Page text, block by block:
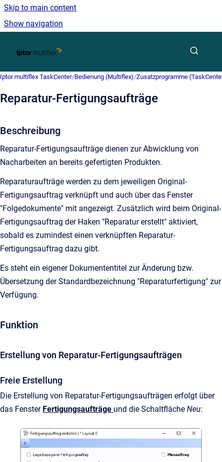
Skip to main content
Show navigation
Iptor multiflex TaskCenter/Bedienung (Multiflex)/Zusatzprogramme
Reparatur-Fertigungsaufträge
Beschreibung
Reparatur-Fertigungsaufträge dienen zur Abwicklung von
Nacharbeiten an bereits gefertigten Produkten.
Reparaturaufträge werden zu dem jeweiligen Original-
Fertigungsauftrag verknüpft und auch über das Fenster
"Folgedokumente" mit angezeigt. Zusätzlich wird beim Original-
Fertigungsauftrag der Haken "Reparatur erstellt" aktiviert,
sobald es zumindest einen verknüpften Reparatur-
Fertigungsauftrag dazu gibt.
Es steht ein eigener Dokumententitel zur Änderung bzw.
Übersetzung der Standardbezeichnung "Reparaturfertigung" zur
Verfügung.
Funktion
Erstellung von Reparatur-Fertigungsaufträgen
Freie Erstellung
Die Erstellung von Reparatur-Fertigungsaufträgen erfolgt über
das Fenster Fertigungsaufträge und die Schaltfläche Neu: